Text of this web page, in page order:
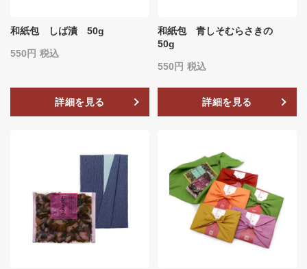
和紙包 しば漬 50g
550 税込
詳細を見る
和紙包 青しそむらさきの
50g
550 税込
詳細を見る